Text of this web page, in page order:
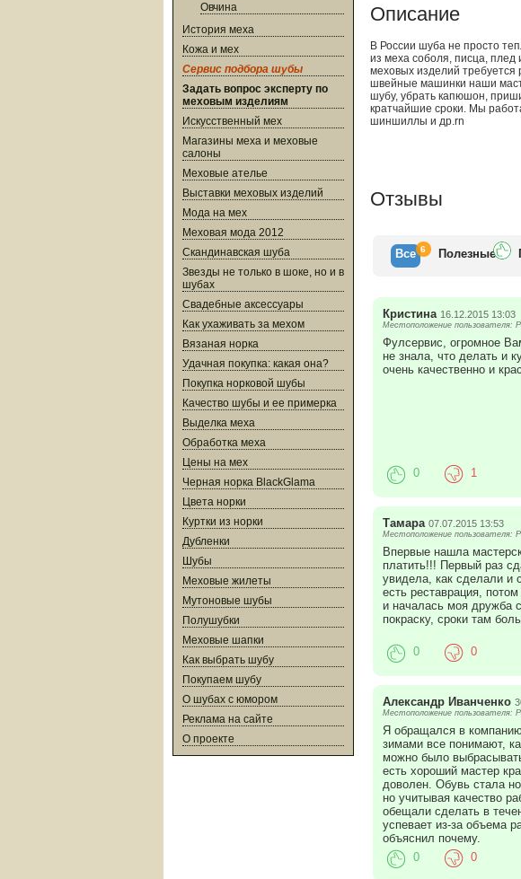
Овчина
История меха
Кожа и мех
Сервис подбора шубы
Задать вопрос эксперту по
меховым изделиям
Искусственный мех
Магазины меха и меховые
салоны
Меховые ателье
Выставки меховых изделий
Мода на мех
Меховая мода 2012
Скандинавская шуба
Звезды не только в шоке, но и в
шубах
Свадебные аксессуары
Как ухаживать за мехом
Вязаная норка
Удачная покупка: какая она?
Покупка норковой шубы
Качество шубы и ее примерка
Выделка меха
Обработка меха
Цены на мех
Черная норка BlackGlama
Цвета норки
Куртки из норки
Дубленки
Шубы
Меховые жилеты
Мутоновые шубы
Полушубки
Меховые шапки
Как выбрать шубу
Покупаем шубу
О шубах с юмором
Реклама на сайте
О проекте
Описание
В России шуба не просто
из меха соболя, писца, плед
меховых изделий
швейные машинки наши
шубу, убрать капюшон,
кратчайшие сроки. Мы
шиншиллы и др.rn
Отзывы
Все 6 Полезные
Кристина 16.12.2015 13:03
Местоположение пользователя:
Фулсервис, огромное
не знала, что делать и
очень качественно и
0 1
Тамара 07.07.2015 13:53
Местоположение пользователя:
Впервые нашла
платить!!! Первый раз
увидела, как сделали и
есть реставрация,
и началась моя дружба
покраску, сроки там
0 0
Александр Иванченко
Местоположение пользователя:
Я обращался в
зимами все понимают,
можно было
есть хороший мастер
доволен. Обувь стала
но учитывая качество
обещали сделать в
успевает из-за объема
объяснил почему.
0 0